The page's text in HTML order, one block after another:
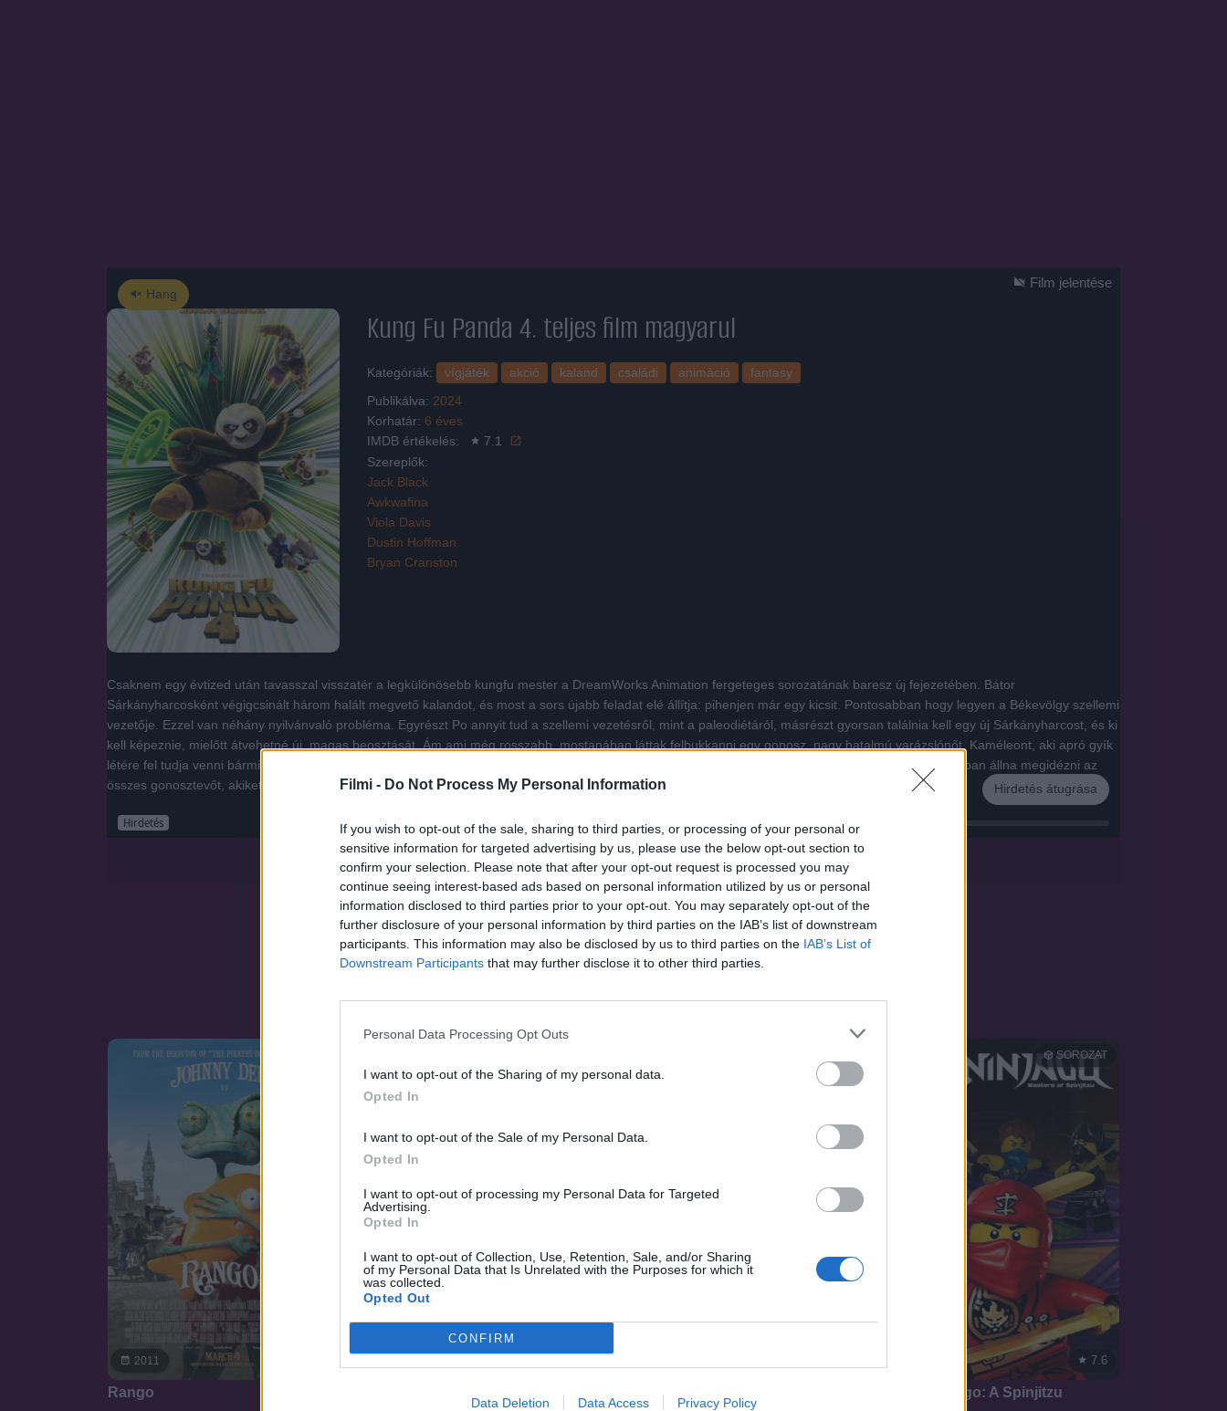
Filmi - Do Not Process My Personal Information
If you wish to opt-out of the sale, sharing to third parties, or processing of your personal or
sensitive information for targeted advertising by us, please use the below opt-out section to
confirm your selection. Please note that after your opt-out request is processed you may
continue seeing interest-based ads based on personal information utilized by us or personal
information disclosed to third parties prior to your opt-out. You may separately opt-out of the
further disclosure of your personal information by third parties on the IAB’s list of downstream
participants. This information may also be disclosed by us to third parties on the IAB’s List of
Downstream Participants that may further disclose it to other third parties.
Personal Data Processing Opt Outs
I want to opt-out of the Sharing of my personal data.
Opted In
I want to opt-out of the Sale of my Personal Data.
Opted In
I want to opt-out of processing my Personal Data for Targeted
Advertising.
Opted In
I want to opt-out of Collection, Use, Retention, Sale, and/or Sharing
of my Personal Data that Is Unrelated with the Purposes for which it
was collected.
Opted Out
CONFIRM
Data Deletion Data Access Privacy Policy
Hang
Hirdetés
Hirdetés átugrása
Film jelentése
Kung Fu Panda 4. teljes film magyarul
Kategóriák: vígjáték akció kaland családi animáció
fantasy
Publikálva: 2024
Korhatár: 6 éves
IMDB értékelés:
7.1
Szereplők:
Jack Black
Awkwafina
Viola Davis
Dustin Hoffman
Bryan Cranston
Csaknem egy évtized után tavasszal visszatér a legkülönösebb kungfu mester a DreamWorks Animation fergeteges sorozatának baresz új fejezetében. Bátor
Sárkányharcosként végigcsinált három halált megvető kalandot, és most a sors újabb feladat elé állítja: pihenjen már egy kicsit. Pontosabban hogy legyen a Békevölgy szellemi
vezetője. Ezzel van néhány nyilvánvaló probléma. Egyrészt Po annyit tud a szellemi vezetésről, mint a paleodiétáról, másrészt gyorsan találnia kell egy új Sárkányharcost, és ki
kell képeznie, mielőtt átvehetné új, magas beosztását. Ám ami még rosszabb, mostanában láttak felbukkanni egy gonosz, nagy hatalmú varázslónőt, Kaméleont, aki apró gyík
létére fel tudja venni bármilyen lény alakját, legyen az nagy vagy kicsi. És Kaméleon ráveti dülledt kis szemét a bölcsesség pálcájára, amivel hatalmában állna megidézni az
összes gonosztevőt, akiket Po átküldött a szellemek birodalmába.
Tetszett a film? Oszd meg: WhatsApp
Viber
Pinterest
X
Facebook
Hasonló teljes filmek magyarul
2011
Rango
SOROZAT
7.6
Lego Ninjago: A Spinjitzu